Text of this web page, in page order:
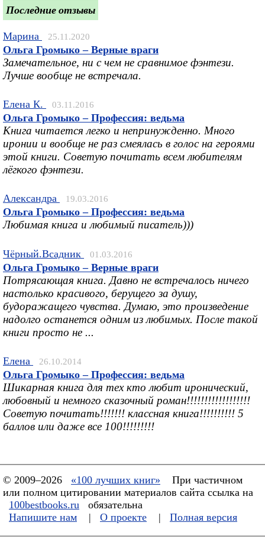
Последние отзывы
Марина 25.11.2020
Ольга Громыко – Верные враги
Замечательное, ни с чем не сравнимое фэнтези.
Лучше вообще не встречала.
Елена К. 03.11.2016
Ольга Громыко – Профессия: ведьма
Книга читается легко и непринужденно. Много
иронии и вообще не раз смеялась в голос на героями
этой книги. Советую почитать всем любителям
лёгкого фэнтези.
Александра 19.03.2016
Ольга Громыко – Профессия: ведьма
Любимая книга и любимый писатель)))
Чёрный.Всадник 01.03.2016
Ольга Громыко – Верные враги
Потрясающая книга. Давно не встречалось ничего
настолько красивого, берущего за душу,
будоражащего чувства. Думаю, это произведение
надолго останется одним из любимых. После такой
книги просто не ...
Елена 26.10.2014
Ольга Громыко – Профессия: ведьма
Шикарная книга для тех кто любит иронический,
любовный и немного сказочный роман!!!!!!!!!!!!!!!!!!
Советую почитать!!!!!!! классная книга!!!!!!!!!! 5
баллов или даже все 100!!!!!!!!!
© 2009–2026 «100 лучших книг»
При частичном
или полном цитировании материалов сайта ссылка на
100bestbooks.ru
обязательна
Напишите нам
| О проекте | Полная версия